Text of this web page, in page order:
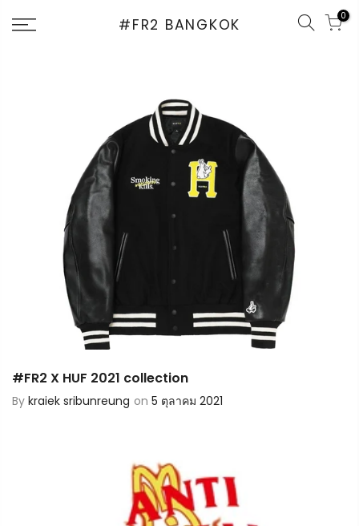
#FR2 BANGKOK 0
#FR2 X HUF 2021 collection
By kraiek sribunreung on 5 ตุลาคม 2021